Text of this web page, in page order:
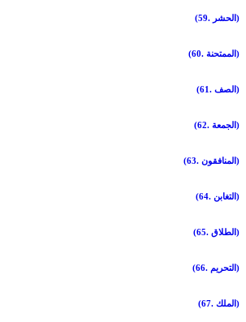
(59. الحشر)
(60. الممتحنة)
(61. الصف)
(62. الجمعة)
(63. المنافقون)
(64. التغابن)
(65. الطلاق)
(66. التحريم)
(67. الملك)